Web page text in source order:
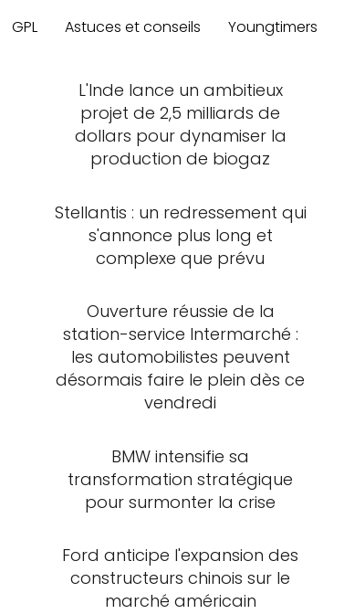
GPL Astuces et conseils Youngtimers
L'Inde lance un ambitieux
projet de 2,5 milliards de
dollars pour dynamiser la
production de biogaz
Stellantis : un redressement qui
s'annonce plus long et
complexe que prévu
Ouverture réussie de la
station-service Intermarché :
les automobilistes peuvent
désormais faire le plein dès ce
vendredi
BMW intensifie sa
transformation stratégique
pour surmonter la crise
Ford anticipe l'expansion des
constructeurs chinois sur le
marché américain